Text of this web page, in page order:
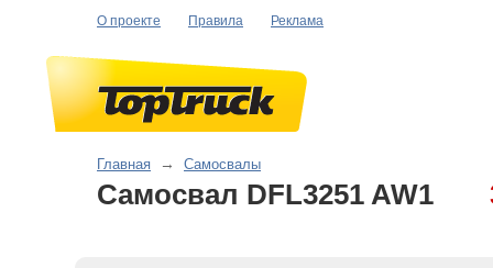
О проекте Правила Реклама
Главная → Самосвалы
Самосвал DFL3251 AW1